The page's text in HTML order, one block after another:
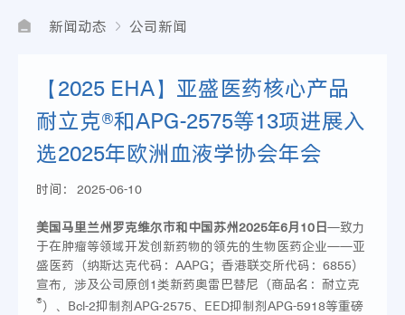
新闻动态 公司新闻
【2025 EHA】亚盛医药核心产品
耐立克®和APG-2575等13项进展入
选2025年欧洲血液学协会年会
时间： 2025-06-10
美国马里兰州罗克维尔市和中国苏州2025年6月10日—致力
于在肿瘤等领域开发创新药物的领先的生物医药企业——亚
盛医药（纳斯达克代码：AAPG；香港联交所代码：6855）
宣布，涉及公司原创1类新药奥雷巴替尼（商品名：耐立克
®）、Bcl-2抑制剂APG-2575、EED抑制剂APG-5918等重磅